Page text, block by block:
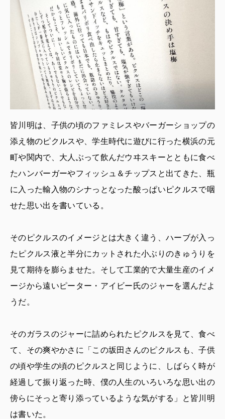
皆川明は、子供の頃のファミレスやバーガーショップの
添え物のピクルスや、学生時代に遊びに行った横浜の元
町や関内で、大人ぶって飲んだウヰスキーとともに食べ
たハンバーガーやフィッシュ＆チップスと出てきた、瓶
に入った輸入物のシナっとなった酸っぱいピクルスで咽
せた思い出を書いている。
そのピクルスのイメージとは大きく違う、ハーブが入っ
たピクルス液と半分にカットされた小ぶりのきゅうりを
見て期待を膨らませた。そして工業的で大量生産のイメ
ージから遠いピーター・アイビー氏のジャーを選んだよ
うだ。
そのガラスのジャーに詰められたピクルスを見て、食べ
て、その爽やかさに「この坂田さんのピクルスも、子供
の頃や学生の頃のピクルスと同じように、しばらく時が
経過して振り返った時、僕の人生のいろいろな思い出の
傍らにそっと寄り添っているような気がする」と皆川明
は書いた。